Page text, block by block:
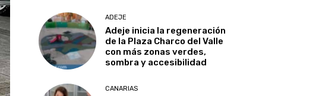
ADEJE
Adeje inicia la regeneración
de la Plaza Charco del Valle
con más zonas verdes,
sombra y accesibilidad
CANARIAS